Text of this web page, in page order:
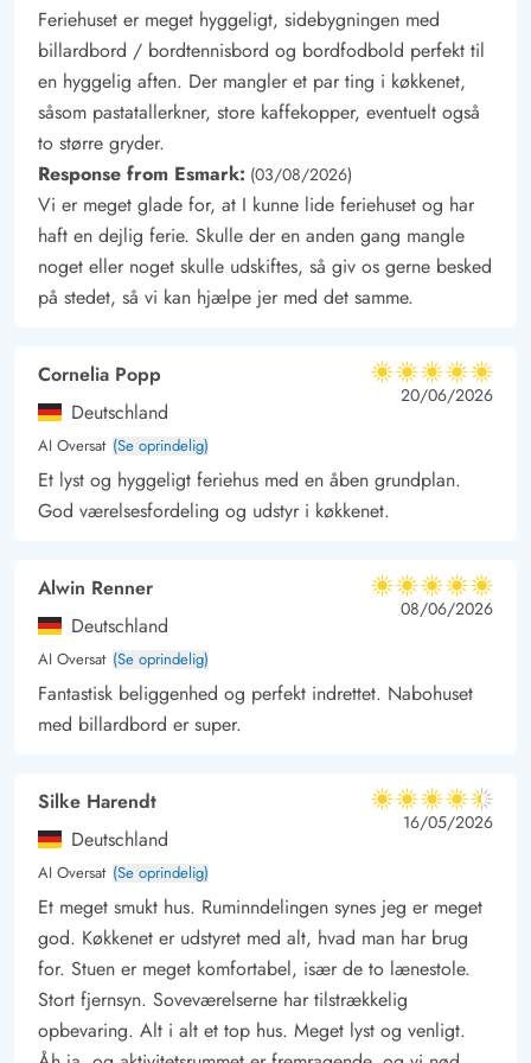
Nemmere bliver det ikke.
Efter en god dag i den vestjyske natur og på stranden kan I
tænde op i grillen mens børnene får brugt dagens sidste smule
energi på den store naturgrund.
Feriehuset er meget hyggeligt, sidebygningen med
billardbord / bordtennisbord og bordfodbold perfekt til
en hyggelig aften. Der mangler et par ting i køkkenet,
såsom pastatallerkner, store kaffekopper, eventuelt også
to større gryder.
Response from Esmark: (03/08/2026)
Vi er meget glade for, at I kunne lide feriehuset og har
haft en dejlig ferie. Skulle der en anden gang mangle
noget eller noget skulle udskiftes, så giv os gerne besked
på stedet, så vi kan hjælpe jer med det samme.
Cornelia Popp
Deutschland
AI Oversat (Se oprindelig)
5 ud af 5
5 ud af 5
5 out of 5
20/06/2026
Et lyst og hyggeligt feriehus med en åben grundplan.
God værelsesfordeling og udstyr i køkkenet.
Alwin Renner
Deutschland
AI Oversat (Se oprindelig)
5 ud af 5
5 ud af 5
5 out of 5
08/06/2026
Fantastisk beliggenhed og perfekt indrettet. Nabohuset
med billardbord er super.
Silke Harendt
Deutschland
AI Oversat (Se oprindelig)
4.5 ud af 5
4.5 ud af 5
4.5 out of 5
16/05/2026
Et meget smukt hus. Ruminndelingen synes jeg er meget
god. Køkkenet er udstyret med alt, hvad man har brug
for. Stuen er meget komfortabel, især de to lænestole.
Stort fjernsyn. Soveværelserne har tilstrækkelig
opbevaring. Alt i alt et top hus. Meget lyst og venligt.